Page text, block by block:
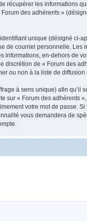
récupérer les informations
Forum des adhérents »
unique (désigné ci-
de courriel personnelle.
informations, en-dehors de
discrétion de « Forum des
ou non à la liste de
à sens unique) afin
sur « Forum des
votre mot de passe.
vous demandera de